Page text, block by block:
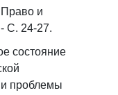
и
С. 24-27.
состояние
и проблемы